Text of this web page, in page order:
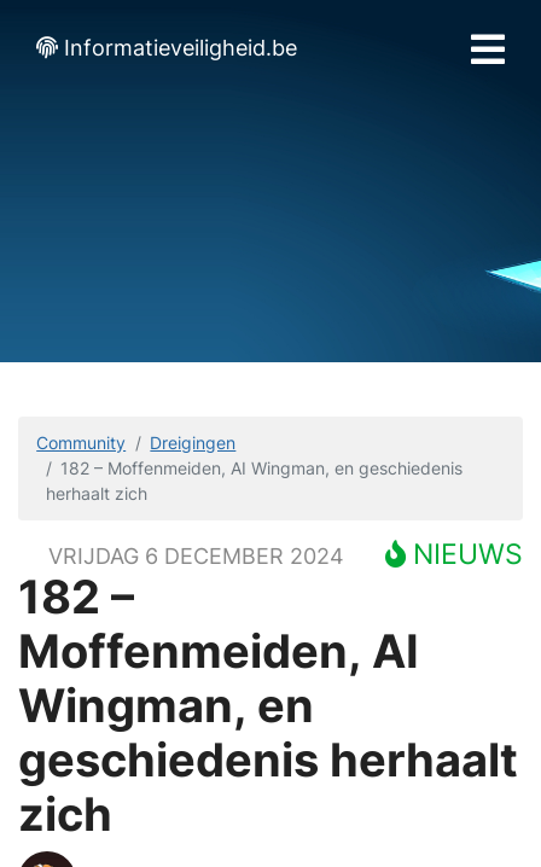
Informatieveiligheid.be
Community
Dreigingen
182 – Moffenmeiden, AI Wingman, en geschiedenis
herhaalt zich
NIEUWS
VRIJDAG 6 DECEMBER 2024
182 –
Moffenmeiden, AI
Wingman, en
geschiedenis herhaalt
zich